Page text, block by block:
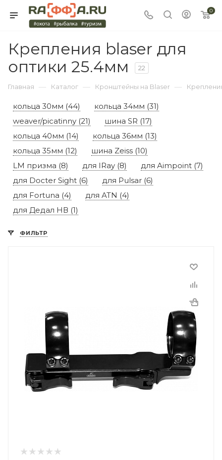
0
Крепления blaser для
оптики 25.4мм
22
Главная — Каталог — Кронштейны на Blaser —
кольца 30мм (44)
кольца 34мм (31)
weaver/picatinny (21)
шина SR (17)
кольца 40мм (14)
кольца 36мм (13)
кольца 35мм (12)
шина Zeiss (10)
LM призма (8)
для IRay (8)
для Aimpoint (7)
для Docter Sight (6)
для Pulsar (6)
для Fortuna (4)
для ATN (4)
для Дедал НВ (1)
ФИЛЬТР